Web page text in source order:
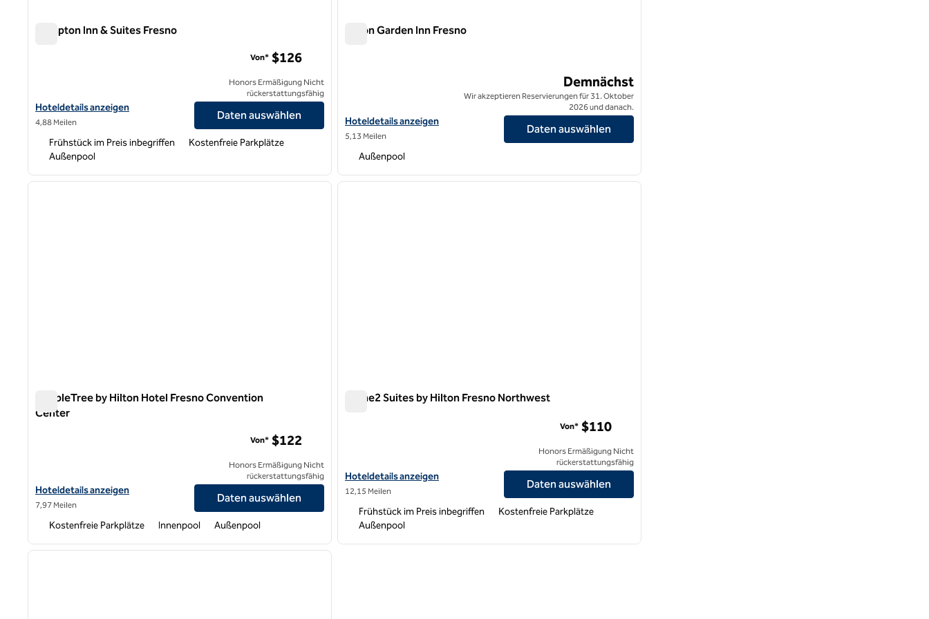
Hampton Inn & Suites Fresno
Hoteldetails für Hampton Inn & Suites Fresno anzeigen
Hoteldetails anzeigen
4,88 Meilen
Von* $126
Honors Ermäßigung Nicht
rückerstattungsfähig
Daten auswählen
Frühstück im Preis inbegriffen
Kostenfreie Parkplätze
Außenpool
Hilton Garden Inn Fresno
Hoteldetails für Hilton Garden Inn Fresno anzeigen
Hoteldetails anzeigen
5,13 Meilen
Demnächst
Wir akzeptieren Reservierungen für 31. Oktober
2026 und danach.
Daten auswählen
Außenpool
1 von 12
nächstes Bild
DoubleTree by Hilton Hotel Fresno Convention
Center
Hoteldetails für das DoubleTree by Hilton Hotel Fresno Convention Center anzeigen
Hoteldetails anzeigen
7,97 Meilen
Von* $122
Honors Ermäßigung Nicht
rückerstattungsfähig
Daten auswählen
Kostenfreie Parkplätze Innenpool Außenpool
1 von 11
nächstes Bild
Home2 Suites by Hilton Fresno Northwest
Hoteldetails für Home2 Suites by Hilton Fresno Northwest anzeigen
Hoteldetails anzeigen
12,15 Meilen
Von* $110
Honors Ermäßigung Nicht
rückerstattungsfähig
Daten auswählen
Frühstück im Preis inbegriffen
Kostenfreie Parkplätze
Außenpool
1 von 12
nächstes Bild